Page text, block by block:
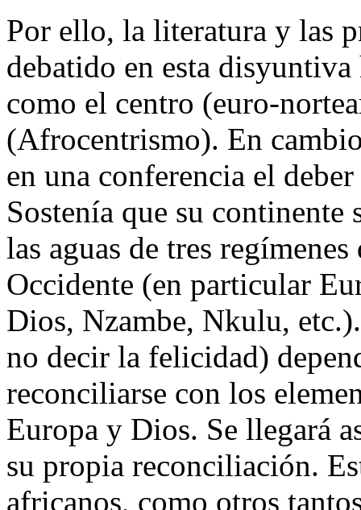
Por ello, la literatura y las
debatido en esta
como el centro (euro-
(Afrocentrismo). En
en una conferencia el
Sostenía que su continente
las aguas de tres
Occidente (en particular
Dios, Nzambe, Nkulu,
no decir la felicidad)
reconciliarse con los
Europa y Dios. Se llegará
su propia reconciliación.
africanos, como otros